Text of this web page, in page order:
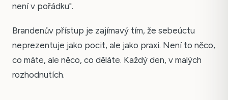
není v pořádku".
Brandenův přístup je zajímavý tím, že sebeúctu
neprezentuje jako pocit, ale jako praxi. Není to něco,
co máte, ale něco, co děláte. Každý den, v malých
rozhodnutích.